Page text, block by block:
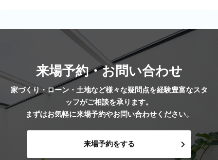
来場予約・お問い合わせ
家づくり・ローン・土地など様々な疑問点を経験豊富なスタ
ッフがご相談を承ります。
まずはお気軽に来場予約やお問い合わせください。
来場予約をする